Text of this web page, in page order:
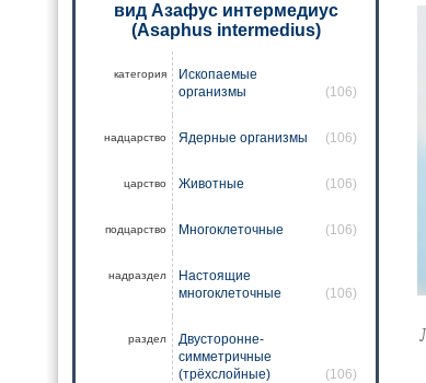
вид Азафус интермедиус
(Asaphus intermedius)
категория
Ископаемые
организмы
(106)
надцарство Ядерные организмы (106)
царство Животные (106)
подцарство Многоклеточные (106)
надраздел
Настоящие
многоклеточные
(106)
раздел
Двусторонне-
симметричные
(трёхслойные)
(106)